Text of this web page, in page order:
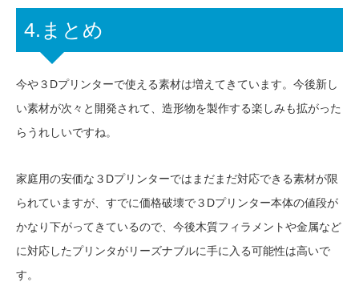
4.まとめ
今や３Dプリンターで使える素材は増えてきています。今後新し
い素材が次々と開発されて、造形物を製作する楽しみも拡がった
らうれしいですね。
家庭用の安価な３Dプリンターではまだまだ対応できる素材が限
られていますが、すでに価格破壊で３Dプリンター本体の値段が
かなり下がってきているので、今後木質フィラメントや金属など
に対応したプリンタがリーズナブルに手に入る可能性は高いで
す。